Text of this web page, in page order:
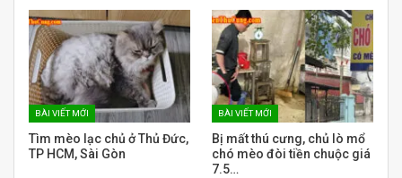
BÀI VIẾT MỚI
Tìm mèo lạc chủ ở Thủ Đức,
TP HCM, Sài Gòn
BÀI VIẾT MỚI
Bị mất thú cưng, chủ lò mổ
chó mèo đòi tiền chuộc giá
7.5…